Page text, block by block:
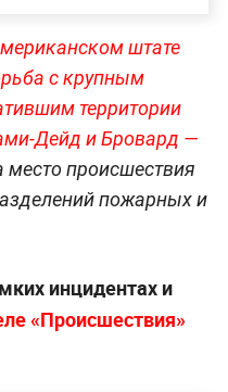
штате
с крупным
территории
Дейд и Бровард —
место происшествия
пожарных и
инцидентах и
«Происшествия»